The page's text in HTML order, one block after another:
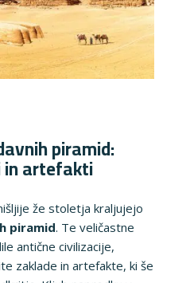
piramid:
in artefakti
že stoletja kraljujejo
piramid. Te veličastne
antične civilizacije,
zaklade in artefakte, ki še